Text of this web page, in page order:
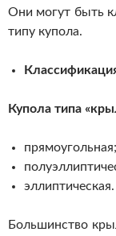
Они могут быть
типу купола.
Купола типа
прямоугольная;
эллиптическая.
Большинство